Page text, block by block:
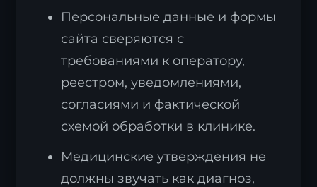
Персональные данные и формы
сайта сверяются с
требованиями к оператору,
реестром, уведомлениями,
согласиями и фактической
схемой обработки в клинике.
Медицинские утверждения не
должны звучать как диагноз,